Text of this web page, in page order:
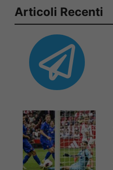
Articoli Recenti